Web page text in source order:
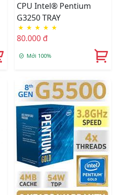
CPU Intel® Pentium
G3250 TRAY
★ ★ ★ ★ ★
80.000 đ
Mới 100%